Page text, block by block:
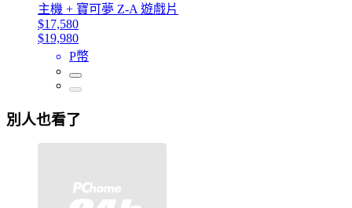
主機 + 寶可夢 Z-A 遊戲片
$17,580
$19,980
P幣
別人也看了